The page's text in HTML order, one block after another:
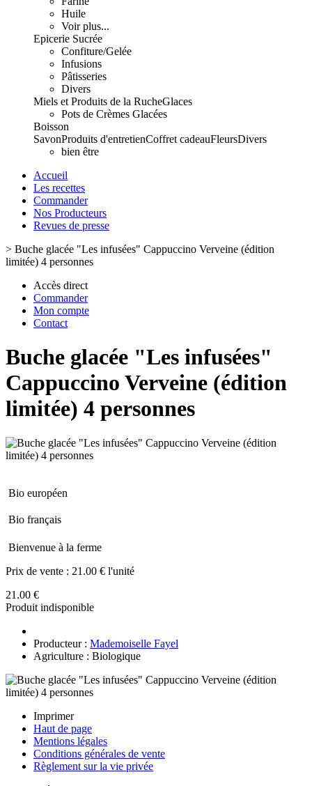
Huile
Voir plus...
Epicerie Sucrée
Confiture/Gelée
Infusions
Pâtisseries
Divers
Miels et Produits de la RucheGlaces
Pots de Crèmes Glacées
Boisson
SavonProduits d'entretienCoffret cadeauFleursDivers
bien être
Accueil
Les recettes
Commander
Nos Producteurs
Revues de presse
> Buche glacée "Les infusées" Cappuccino Verveine (édition
limitée) 4 personnes
Accès direct
Commander
Mon compte
Contact
Buche glacée "Les infusées"
Cappuccino Verveine (édition
limitée) 4 personnes
Bio européen
Bio français
Bienvenue à la ferme
Prix de vente : 21.00 € l'unité
21.00 €
Produit indisponible
Producteur : Mademoiselle Fayel
Agriculture : Biologique
Imprimer
Haut de page
Mentions légales
Conditions générales de vente
Règlement sur la vie privée